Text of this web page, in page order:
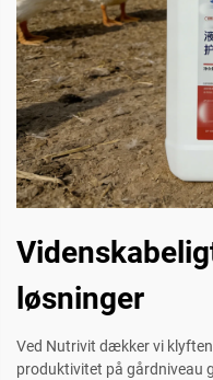
løsninger
Ved Nutrivit dækker vi
produktivitet på gårdniveau